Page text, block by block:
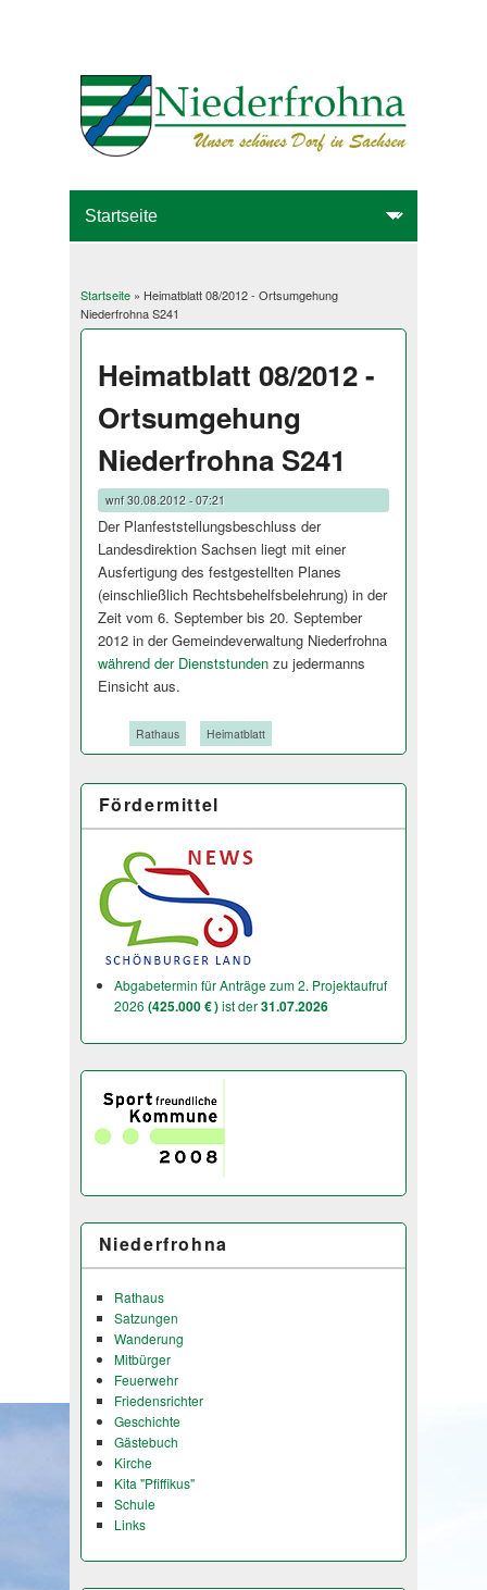
Sie sind hier
Startseite» Heimatblatt 08/2012 - Ortsumgehung
Niederfrohna S241
Heimatblatt 08/2012 -
Ortsumgehung
Niederfrohna S241
wnf30.08.2012 - 07:21
Der Planfeststellun­gsbeschluss der
Landesdirektion Sachsen liegt mit einer
Ausfertigung des festgestellten Planes
(einschließlich Rechtsbehelfsbe­lehrung) in der
Zeit vom 6. September bis 20. September
2012 in der Gemeindeverwaltung Niederfrohna
während der Dienststundenzu jedermanns
Einsicht aus.
Rathaus Heimatblatt
Fördermittel
Abgabetermin für Anträge zum 2. Projektaufruf
2026 (425.000 € )ist der31.07.2026
Niederfrohna
Rathaus
Satzungen
Wanderung
Mitbürger
Feuerwehr
Friedensrichter
Geschichte
Gästebuch
Kirche
Kita "Pfiffikus"
Schule
Links